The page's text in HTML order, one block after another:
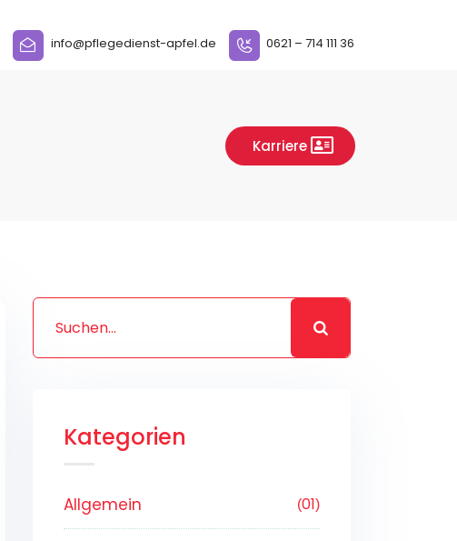
info@pflegedienst-apfel.de 0621 – 714 111 36
Kategorien
Allgemein 01